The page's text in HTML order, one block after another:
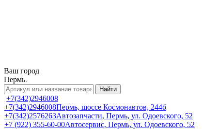
Ваш город
Пермь
Найти
+7(342)2946008
+7(342)2946008Пермь, шоссе Космонавтов, 244б
+7(342)2576263Автозапчасти, Пермь, ул. Одоевского, 52
+7 (922) 355-60-00Автосервис, Пермь, ул. Одоевского, 52